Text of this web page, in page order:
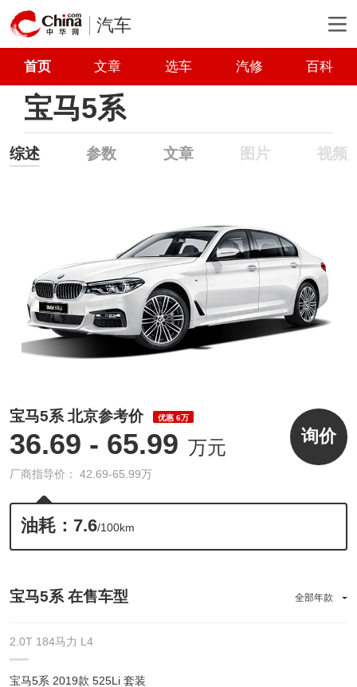
汽车
首页 文章 选车 汽修 百科
宝马5系
综述 参数 文章 图片 视频
宝马5系 北京参考价 优惠 6万
36.69 - 65.99 万元
厂商指导价： 42.69-65.99万
油耗：7.6/100km
询价
宝马5系 在售车型 全部年款
2.0T 184马力 L4
宝马5系 2019款 525Li 套装